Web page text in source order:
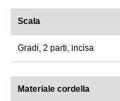
Scala
Gradi, 2 parti, incisa
Materiale cordella